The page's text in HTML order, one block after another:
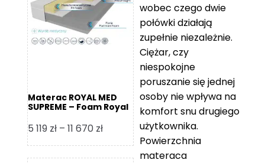
000 zł
Materac ROYAL MED
SUPREME – Foam Royal
5 119 zł – 11 670 złZakres
cen:
od
wobec czego dwie
połówki działają
zupełnie niezależnie.
Ciężar, czy
niespokojne
poruszanie się jednej
osoby nie wpływa na
komfort snu drugiego
użytkownika.
Powierzchnia
materaca